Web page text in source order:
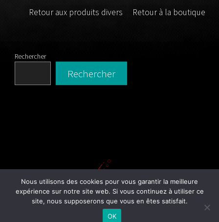
Retour à la boutique
Retour aux produits divers
Rechercher
Rechercher
© 2015 / 2024 Tout Pour Le Bassiste - Dan Goguely
Nous utilisons des cookies pour vous garantir la meilleure
expérience sur notre site web. Si vous continuez à utiliser ce
site, nous supposerons que vous en êtes satisfait.
OK